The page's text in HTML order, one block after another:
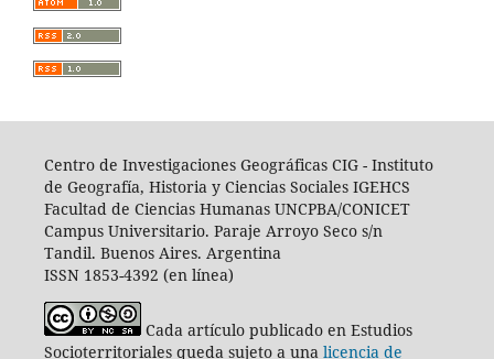
Centro de Investigaciones Geográficas CIG - Instituto
de Geografía, Historia y Ciencias Sociales IGEHCS
Facultad de Ciencias Humanas UNCPBA/CONICET
Campus Universitario. Paraje Arroyo Seco s/n
Tandil. Buenos Aires. Argentina
ISSN 1853-4392 (en línea)
Cada artículo publicado en Estudios
Socioterritoriales queda sujeto a una licencia de